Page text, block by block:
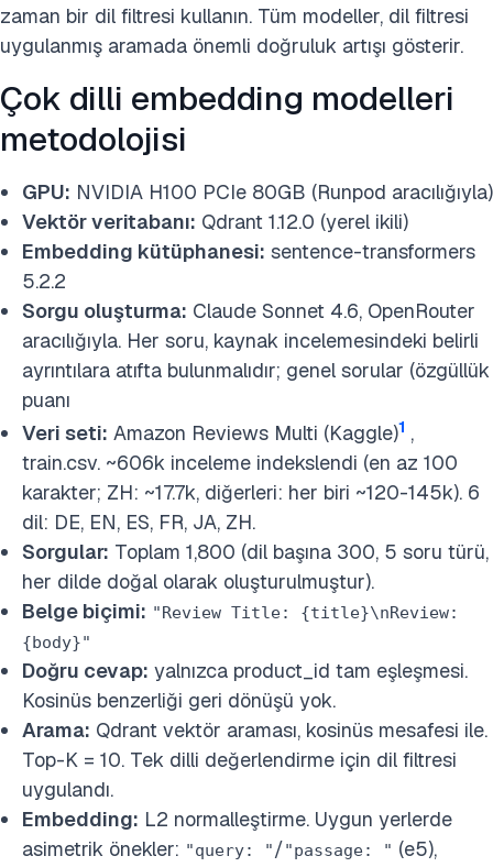
zaman bir dil filtresi kullanın. Tüm modeller, dil filtresi
uygulanmış aramada önemli doğruluk artışı gösterir.
Çok dilli embedding modelleri
metodolojisi
GPU: NVIDIA H100 PCIe 80GB (Runpod aracılığıyla)
Vektör veritabanı: Qdrant 1.12.0 (yerel ikili)
Embedding kütüphanesi: sentence-transformers
5.2.2
Sorgu oluşturma: Claude Sonnet 4.6, OpenRouter
aracılığıyla. Her soru, kaynak incelemesindeki belirli
ayrıntılara atıfta bulunmalıdır; genel sorular (özgüllük
puanı
Veri seti: Amazon Reviews Multi (Kaggle)1 ,
train.csv. ~606k inceleme indekslendi (en az 100
karakter; ZH: ~17.7k, diğerleri: her biri ~120-145k). 6
dil: DE, EN, ES, FR, JA, ZH.
Sorgular: Toplam 1,800 (dil başına 300, 5 soru türü,
her dilde doğal olarak oluşturulmuştur).
Belge biçimi: "Review Title: {title}\nReview:
{body}"
Doğru cevap: yalnızca product_id tam eşleşmesi.
Kosinüs benzerliği geri dönüşü yok.
Arama: Qdrant vektör araması, kosinüs mesafesi ile.
Top-K = 10. Tek dilli değerlendirme için dil filtresi
uygulandı.
Embedding: L2 normalleştirme. Uygun yerlerde
asimetrik önekler: "query: "/"passage: " (e5),